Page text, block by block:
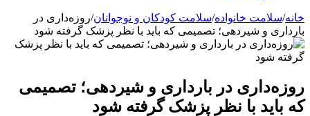
خانه/سلامت خانواده/سلامت کودکان و نوجوانان/روزه‌داری در
بارداری و شیردهی؛ تصمیمی که باید با نظر پزشک گرفته شود
روزه‌داری در بارداری و شیردهی؛ تصمیمی
که باید با نظر پزشک گرفته شود